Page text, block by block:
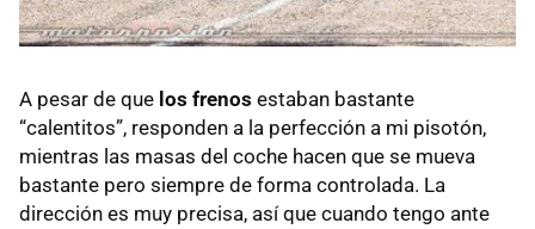
A pesar de que los frenos estaban bastante
“calentitos”, responden a la perfección a mi pisotón,
mientras las masas del coche hacen que se mueva
bastante pero siempre de forma controlada. La
dirección es muy precisa, así que cuando tengo ante